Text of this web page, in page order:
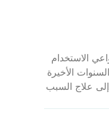
الاستخدام
الأخيرة
علاج السبب